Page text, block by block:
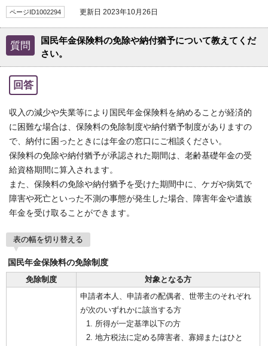
ページID1002294 更新日 2023年10月26日
質問
国民年金保険料の免除や納付猶予について教えてくだ
さい。
回答
収入の減少や失業等により国民年金保険料を納めることが経済的
に困難な場合は、保険料の免除制度や納付猶予制度がありますの
で、納付に困ったときには年金の窓口にご相談ください。
保険料の免除や納付猶予が承認された期間は、老齢基礎年金の受
給資格期間に算入されます。
また、保険料の免除や納付猶予を受けた期間中に、ケガや病気で
障害や死亡といった不測の事態が発生した場合、障害年金や遺族
年金を受け取ることができます。
表の幅を切り替える
国民年金保険料の免除制度
免除制度
対象となる方
申請者本人、申請者の配偶者、世帯主のそれぞれ
が次のいずれかに該当する方
所得が一定基準以下の方
地方税法に定める障害者、寡婦またはひと